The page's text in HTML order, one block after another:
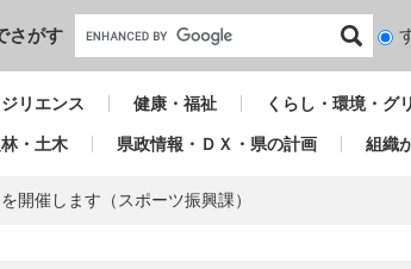
本文へ
さがす
検
対
リエンス 健康・福祉 くらし・環境・グ
・土木 県政情報・ＤＸ・県の計画 組織
開催します（スポーツ振興課）